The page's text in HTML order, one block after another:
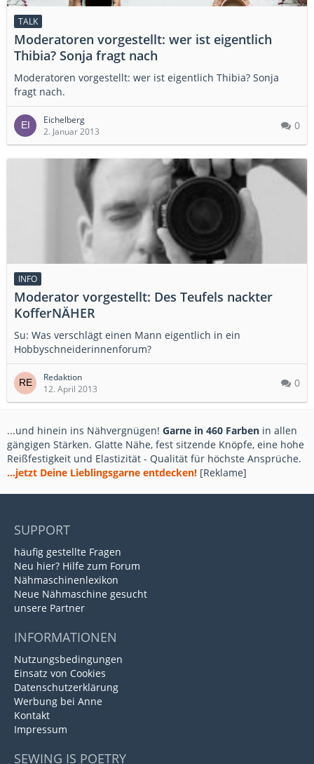
TALK
Moderatoren vorgestellt: wer ist eigentlich
Thibia? Sonja fragt nach
Moderatoren vorgestellt: wer ist eigentlich Thibia? Sonja
fragt nach.
Eichelberg
2. Januar 2013
0
INFO
Moderator vorgestellt: Des Teufels nackter
KofferNÄHER
Su: Was verschlägt einen Mann eigentlich in ein
Hobbyschneiderinnenforum?
Redaktion
12. April 2013
0
...und hinein ins Nähvergnügen! Garne in 460 Farben in allen
gängigen Stärken. Glatte Nähe, fest sitzende Knöpfe, eine hohe
Reißfestigkeit und Elastizität - Qualität für höchste Ansprüche.
...jetzt Deine Lieblingsgarne entdecken! [Reklame]
SUPPORT
häufig gestellte Fragen
Neu hier? Hilfe zum Forum
Nähmaschinenlexikon
Neue Nähmaschine gesucht
unsere Partner
INFORMATIONEN
Nutzungsbedingungen
Einsatz von Cookies
Datenschutzerklärung
Werbung bei Anne
Kontakt
Impressum
SEWING IS POETRY